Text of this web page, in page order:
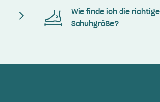
Wie finde ich die richtige
Schuhgröße?